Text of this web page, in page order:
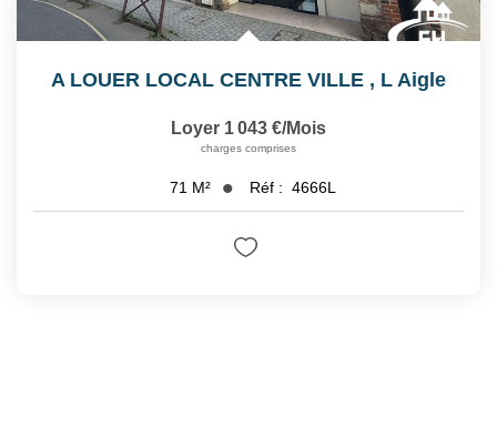
A LOUER LOCAL CENTRE VILLE , L Aigle
Loyer 1 043 €/mois
charges comprises
71 M² Réf : 4666L